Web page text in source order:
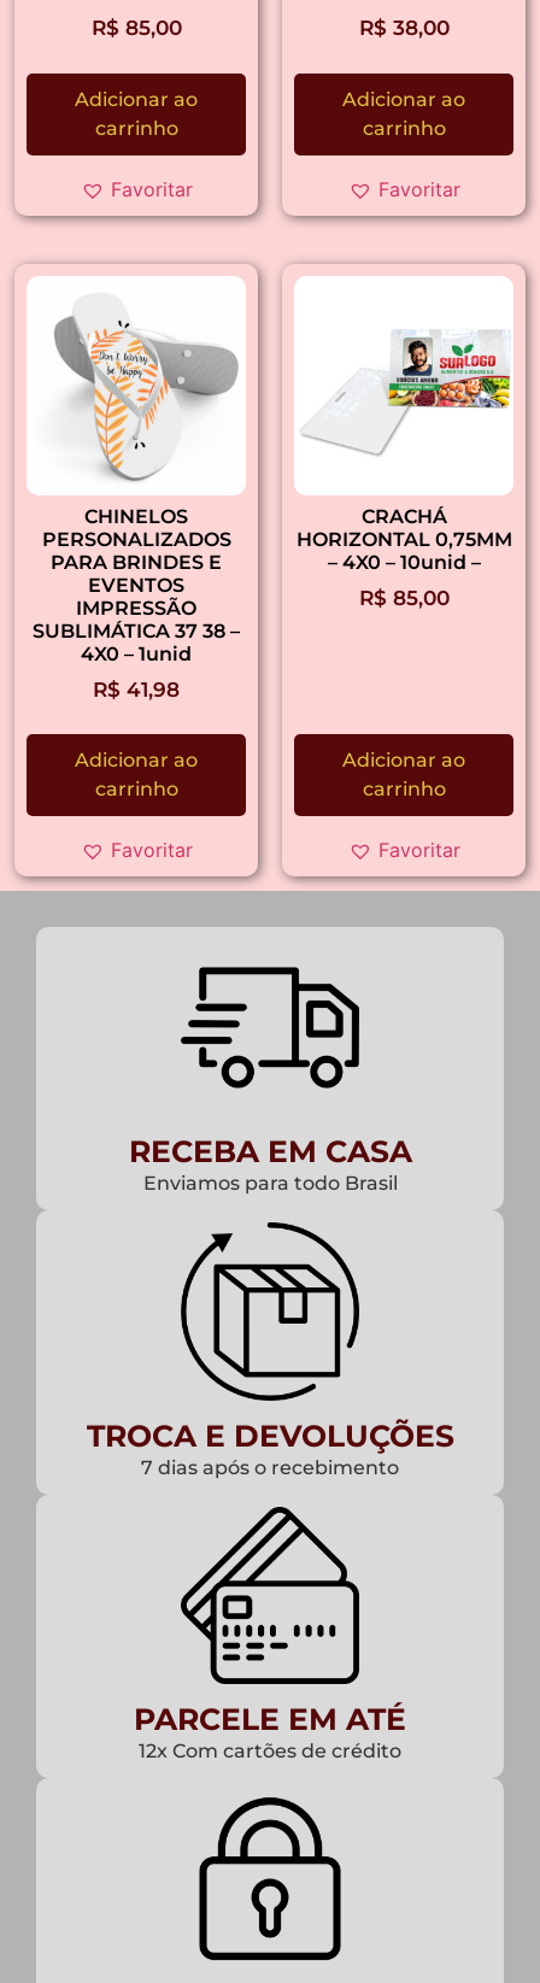
R$ 85,00
Adicionar ao
carrinho
Favoritar
R$ 38,00
Adicionar ao
carrinho
Favoritar
CHINELOS
PERSONALIZADOS
PARA BRINDES E
EVENTOS
IMPRESSÃO
SUBLIMÁTICA 37 38 –
4X0 – 1unid
R$ 41,98
Adicionar ao
carrinho
Favoritar
CRACHÁ
HORIZONTAL 0,75MM
– 4X0 – 10unid –
R$ 85,00
Adicionar ao
carrinho
Favoritar
RECEBA EM CASA
Enviamos para todo Brasil
TROCA E DEVOLUÇÕES
7 dias após o recebimento
PARCELE EM ATÉ
12x Com cartões de crédito